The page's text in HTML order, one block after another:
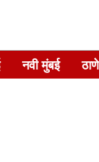
नवी मुंबई ठाणे